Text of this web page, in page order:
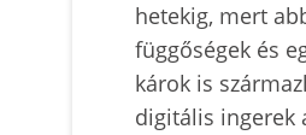
hetekig, mert
függőségek és
károk is
digitális ingerek